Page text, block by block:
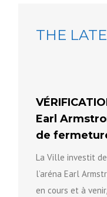
THE
Earl
de
La Ville investit
l’aréna Earl
en cours et à